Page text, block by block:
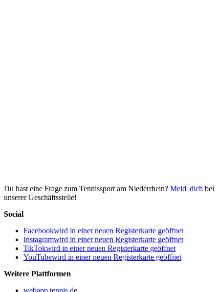
Du hast eine Frage zum Tennissport am Niederrhein? Meld' dich bei
unserer Geschäftsstelle!
Social
Facebookwird in einer neuen Registerkarte geöffnet
Instagramwird in einer neuen Registerkarte geöffnet
TikTokwird in einer neuen Registerkarte geöffnet
YouTubewird in einer neuen Registerkarte geöffnet
Weitere Plattformen
webapp.tennis.de